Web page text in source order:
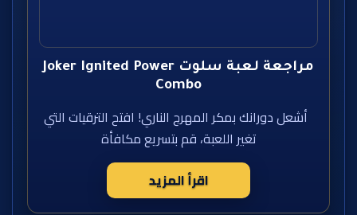
مراجعة لعبة سلوت Joker Ignited Power
Combo
أشعل دورانك بمكر المهرج الناري! افتح الترقيات التي
تغير اللعبة، قم بتسريع مكافأة
اقرأ المزيد